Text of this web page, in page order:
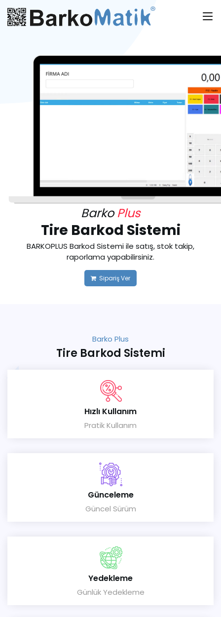
BarkoPlus
Tire Barkod Sistemi
BARKOPLUS Barkod Sistemi ile satış, stok takip,
raporlama yapabilirsiniz.
Sipariş Ver
Barko Plus
Tire Barkod Sistemi
Hızlı Kullanım
Pratik Kullanım
Günceleme
Güncel Sürüm
Yedekleme
Günlük Yedekleme